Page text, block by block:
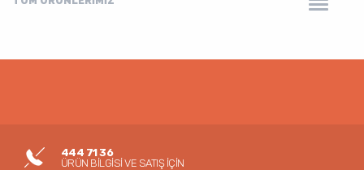
444 71 36
ÜRÜN BİLGİSİ VE SATIŞ İÇİN